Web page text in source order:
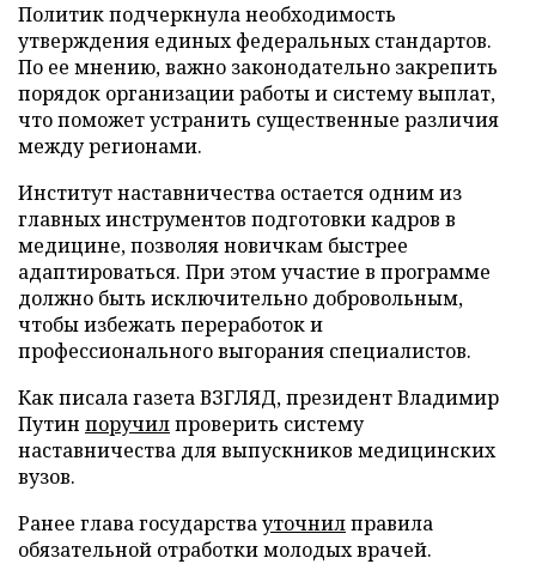
Политик подчеркнула необходимость
утверждения единых федеральных стандартов.
По ее мнению, важно законодательно закрепить
порядок организации работы и систему выплат,
что поможет устранить существенные различия
между регионами.
Институт наставничества остается одним из
главных инструментов подготовки кадров в
медицине, позволяя новичкам быстрее
адаптироваться. При этом участие в программе
должно быть исключительно добровольным,
чтобы избежать переработок и
профессионального выгорания специалистов.
Как писала газета ВЗГЛЯД, президент Владимир
Путин поручилпроверить систему
наставничества для выпускников медицинских
вузов.
Ранее глава государствауточнилправила
обязательной отработки молодых врачей.